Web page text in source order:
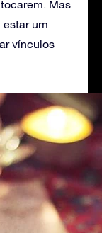
Mas
estar um
vínculos